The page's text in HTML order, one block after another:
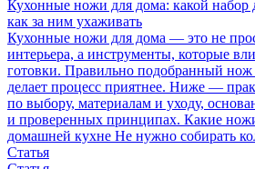
Кухонные ножи для дома: какой набор
как за ним ухаживать
Кухонные ножи для дома — это не
интерьера, а инструменты, которые
готовки. Правильно подобранный
делает процесс приятнее. Ниже —
по выбору, материалам и уходу,
и проверенных принципах. Какие
домашней кухне Не нужно собирать
Статья